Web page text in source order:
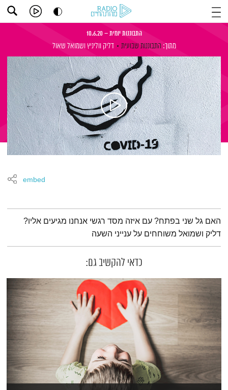
התבוננות יומית – 10.6.20
מתוך: התבוננות שבועית דליק ווליניץ ושמואל שאול
embed
תמצית הפודקאסט
האם גל שני בפתח? עם איזה מסד רגשי אנחנו מגיעים אליו?
דליק ושמואל משוחחים על ענייני השעה
כדאי להקשיב גם: